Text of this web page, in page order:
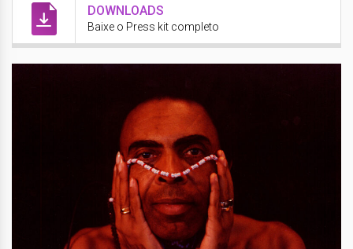
DOWNLOADS
Baixe o Press kit completo